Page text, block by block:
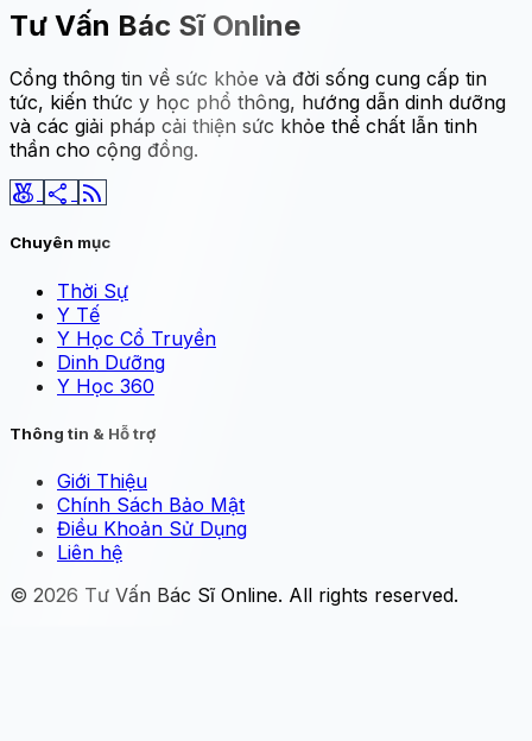
Tư Vấn Bác Sĩ Online
Cổng thông tin về sức khỏe và đời sống cung cấp tin
tức, kiến thức y học phổ thông, hướng dẫn dinh dưỡng
và các giải pháp cải thiện sức khỏe thể chất lẫn tinh
thần cho cộng đồng.
social_leaderboard share rss_feed
Chuyên mục
Thời Sự
Y Tế
Y Học Cổ Truyền
Dinh Dưỡng
Y Học 360
Thông tin & Hỗ trợ
Giới Thiệu
Chính Sách Bảo Mật
Điều Khoản Sử Dụng
Liên hệ
© 2026 Tư Vấn Bác Sĩ Online. All rights reserved.